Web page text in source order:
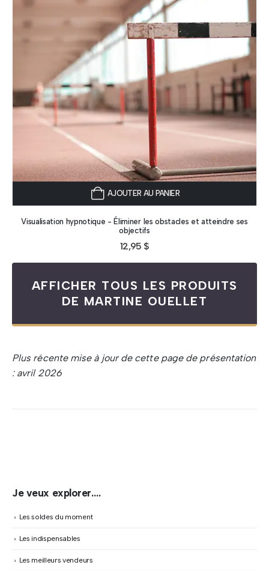
AJOUTER AU PANIER
Visualisation hypnotique - Éliminer les obstacles et atteindre ses
objectifs
12,95 $
AFFICHER TOUS LES PRODUITS
DE MARTINE OUELLET
Plus récente mise à jour de cette page de présentation
: avril 2026
Je veux explorer….
Les soldes du moment
Les indispensables
Les meilleurs vendeurs